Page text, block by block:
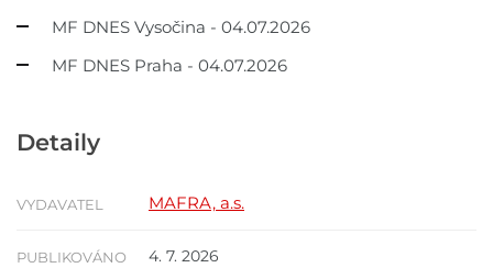
MF DNES Vysočina - 04.07.2026
MF DNES Praha - 04.07.2026
Detaily
VYDAVATEL MAFRA, a.s.
PUBLIKOVÁNO 4. 7. 2026